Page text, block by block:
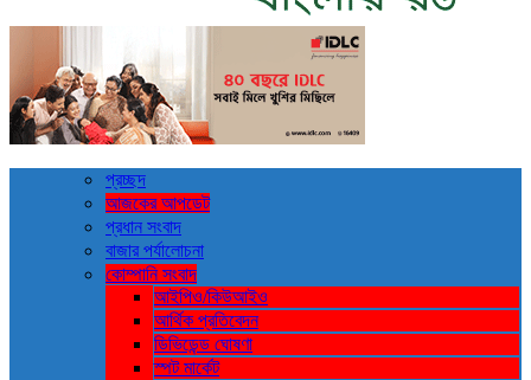
প্রচ্ছদ
আজকের আপডেট
প্রধান সংবাদ
বাজার পর্যালোচনা
কোম্পানি সংবাদ
আইপিও/কিউআইও
আর্থিক প্রতিবেদন
ডিভিডেন্ড ঘোষণা
স্পট মার্কেট